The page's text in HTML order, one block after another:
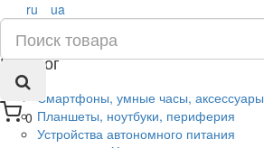
0
ru ua
Каталог
Смартфоны, умные часы, аксессуары
Планшеты, ноутбуки, периферия
Устройства автономного питания